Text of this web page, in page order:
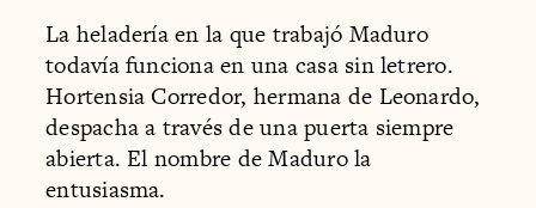
La heladería en la que trabajó Maduro
todavía funciona en una casa sin letrero.
Hortensia Corredor, hermana de Leonardo,
despacha a través de una puerta siempre
abierta. El nombre de Maduro la
entusiasma.